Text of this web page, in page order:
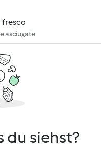
fresco
asciugate
du siehst?